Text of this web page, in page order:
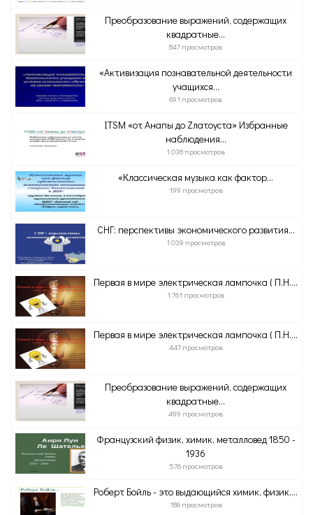
Преобразование выражений, содержащих
квадратные...
847 просмотров
«Активизация познавательной деятельности
учащихся...
691 просмотров
ITSM «от Aнапы до Zлатоуста» Избранные
наблюдения...
1 038 просмотров
«Классическая музыка как фактор...
199 просмотров
СНГ: перспективы экономического развития...
1 039 просмотров
Первая в мире электрическая лампочка ( П.Н....
1 761 просмотров
Первая в мире электрическая лампочка ( П.Н....
447 просмотров
Преобразование выражений, содержащих
квадратные...
499 просмотров
Французский физик, химик, металловед 1850 -
1936
576 просмотров
Роберт Бойль - это выдающийся химик, физик,...
186 просмотров